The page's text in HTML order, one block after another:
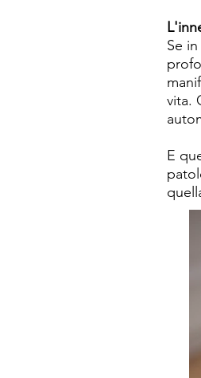
Se
vita.
E